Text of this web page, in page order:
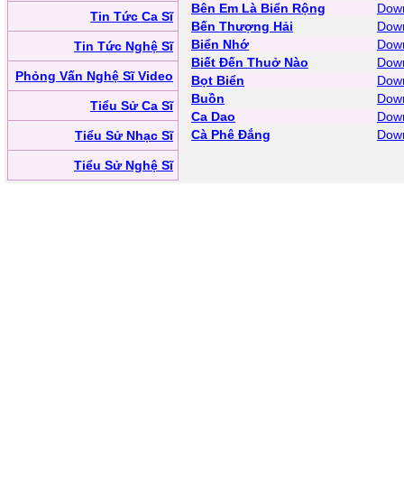
Tin Tức Ca Sĩ
Tin Tức Nghệ Sĩ
Phỏng Vấn Nghệ Sĩ Video
Tiểu Sử Ca Sĩ
Tiểu Sử Nhạc Sĩ
Tiểu Sử Nghệ Sĩ
Bên Em Là Biển Rộng
Bến Thượng Hải
Biển Nhớ
Biết Đến Thuở Nào
Bọt Biển
Buồn
Ca Dao
Cà Phê Đắng